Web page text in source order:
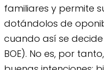
familiares y permite
dotándolos de
cuando así se decide
BOE). No es, por